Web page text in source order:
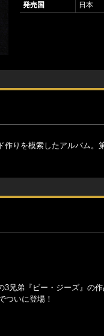
発売国
日本
りを模索したアルバム。
兄弟『ビー・ジーズ』の
ついに登場！